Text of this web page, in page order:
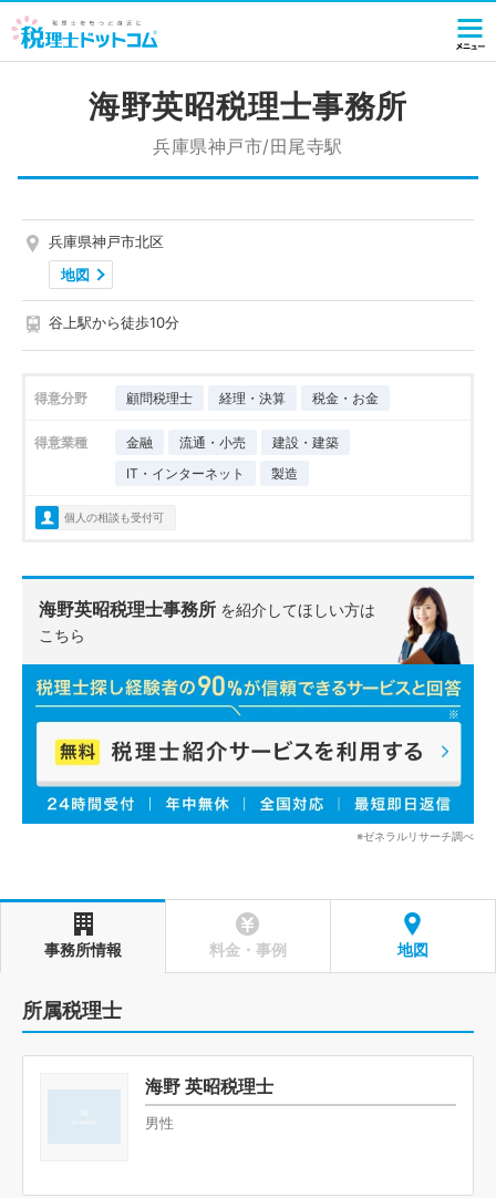
海野英昭税理士事務所
兵庫県神戸市/田尾寺駅
兵庫県神戸市北区
地図
谷上駅から徒歩10分
得意分野 顧問税理士 経理・決算 税金・お金
得意業種 金融 流通・小売
建設・建築
IT・インターネット
製造
個人の相談も受付可
海野英昭税理士事務所 を紹介してほしい方は
こちら
※ゼネラルリサーチ調べ
事務所情報 料金・事例 地図
所属税理士
海野 英昭税理士
男性